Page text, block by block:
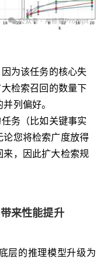
为该任务的核心失
检索召回的数量下
列偏好。
务（比如关键事实
您将检索广度放得
来，因此扩大检索规
来性能提升
层的推理模型升级为